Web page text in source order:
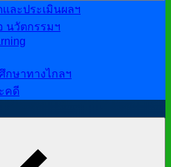
ละประเมินผลฯ
นวัตกรรมฯ
กษาทางไกลฯ
คดี